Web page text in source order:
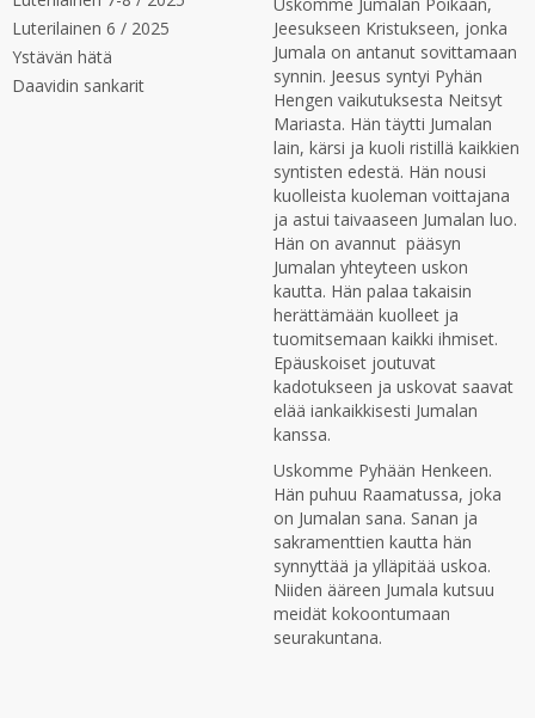
Luterilainen 6 / 2025
Ystävän hätä
Daavidin sankarit
Jeesukseen Kristukseen, jonka
Jumala on antanut sovittamaan
synnin. Jeesus syntyi Pyhän
Hengen vaikutuksesta Neitsyt
Mariasta. Hän täytti Jumalan
lain, kärsi ja kuoli ristillä kaikkien
syntisten edestä. Hän nousi
kuolleista kuoleman voittajana
ja astui taivaaseen Jumalan luo.
Hän on avannut pääsyn
Jumalan yhteyteen uskon
kautta. Hän palaa takaisin
herättämään kuolleet ja
tuomitsemaan kaikki ihmiset.
Epäuskoiset joutuvat
kadotukseen ja uskovat saavat
elää iankaikkisesti Jumalan
kanssa.
Uskomme Pyhään Henkeen.
Hän puhuu Raamatussa, joka
on Jumalan sana. Sanan ja
sakramenttien kautta hän
synnyttää ja ylläpitää uskoa.
Niiden ääreen Jumala kutsuu
meidät kokoontumaan
seurakuntana.